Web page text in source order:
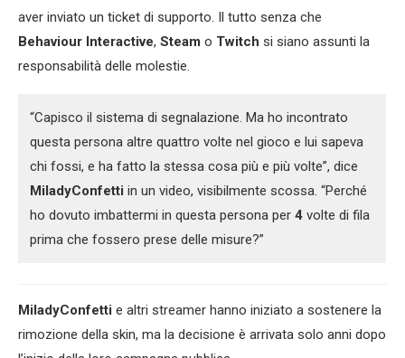
aver inviato un ticket di supporto. Il tutto senza che
Behaviour Interactive, Steam o Twitch si siano assunti la
responsabilità delle molestie.
“Capisco il sistema di segnalazione. Ma ho incontrato
questa persona altre quattro volte nel gioco e lui sapeva
chi fossi, e ha fatto la stessa cosa più e più volte”, dice
MiladyConfetti in un video, visibilmente scossa. “Perché
ho dovuto imbattermi in questa persona per 4 volte di fila
prima che fossero prese delle misure?”
MiladyConfetti e altri streamer hanno iniziato a sostenere la
rimozione della skin, ma la decisione è arrivata solo anni dopo